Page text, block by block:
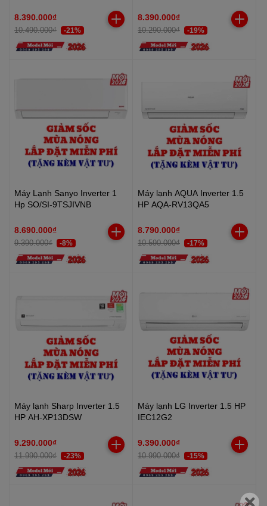
8.390.000₫
10.490.000₫ -21%
8.390.000₫
10.290.000₫ -19%
Máy Lạnh Sanyo Inverter 1
Hp SO/SI-9TSJIVNB
8.690.000₫
9.390.000₫ -8%
Máy lạnh AQUA Inverter 1.5
HP AQA-RV13QA5
8.790.000₫
10.590.000₫ -17%
Máy lạnh Sharp Inverter 1.5
HP AH-XP13DSW
9.290.000₫
11.990.000₫ -23%
Máy lạnh LG Inverter 1.5 HP
IEC12G2
9.390.000₫
10.990.000₫ -15%